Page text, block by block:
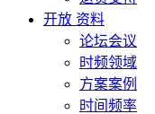
开放 资料
论坛会议
时频领域
方案案例
时间频率